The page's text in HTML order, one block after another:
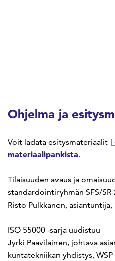
Ohjelma ja
Voit ladata esitysmateriaalit
materiaalipankista.
Tilaisuuden avaus ja
standardointiryhmän SFS/
Risto Pulkkanen, asiantuntija,
ISO 55000 -sarja uudistuu
Jyrki Paavilainen, johtava
kuntatekniikan yhdistys,